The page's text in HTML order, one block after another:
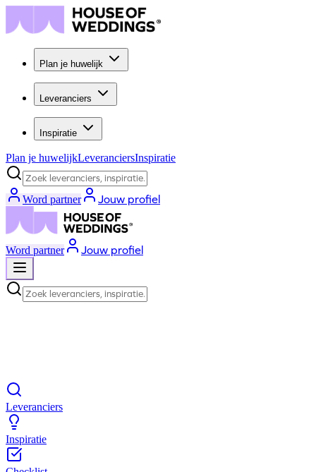
Plan je huwelijk
Leveranciers
Inspiratie
Plan je huwelijkLeveranciersInspiratie
Zoek leveranciers, inspiratie...
Word partner Jouw profiel
Word partner Jouw profiel
Zoek leveranciers, inspiratie...
Leveranciers
Inspiratie